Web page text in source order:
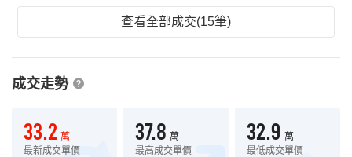
查看全部成交(15筆)
成交走勢
33.2 萬
最新成交單價
37.8 萬
最高成交單價
32.9 萬
最低成交單價